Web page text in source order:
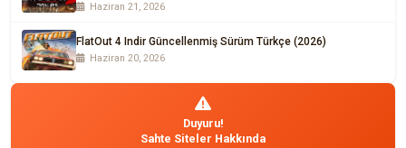
Haziran 21, 2026
FlatOut 4 Indir Güncellenmiş Sürüm Türkçe (2026)
Haziran 20, 2026
Duyuru!
Sahte Siteler Hakkında